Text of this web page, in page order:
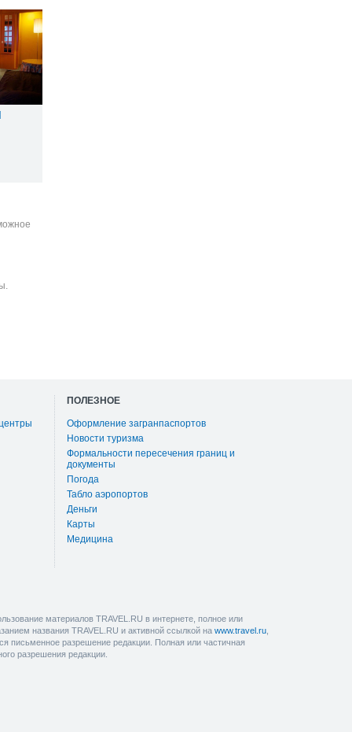
ПОЛЕЗНОЕ
Оформление загранпаспортов
Новости туризма
Формальности пересечения границ и
документы
Погода
Табло аэропортов
Деньги
Карты
Медицина
материалов TRAVEL.RU в интернете, полное или
названия TRAVEL.RU и активной ссылкой на www.travel.ru
письменное разрешение редакции. Полная или частичная
разрешения редакции.